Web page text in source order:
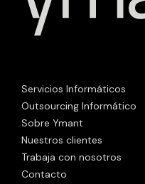
Servicios Informáticos
Outsourcing Informático
Sobre Ymant
Nuestros clientes
Trabaja con nosotros
Contacto